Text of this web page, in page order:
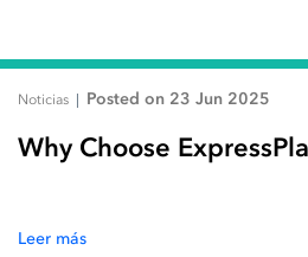
Noticias | Posted on 23 Jun 2025
Why Choose
Leer más